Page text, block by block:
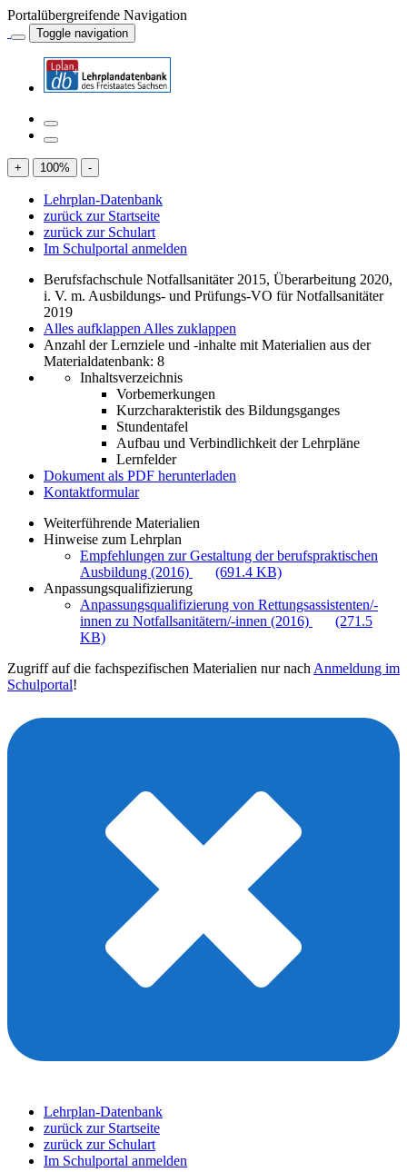
Portalübergreifende Navigation
Toggle navigation
+ 100% -
Lehrplan-Datenbank
zurück zur Startseite
zurück zur Schulart
Im Schulportal anmelden
Berufsfachschule Notfallsanitäter 2015, Überarbeitung 2020,
i. V. m. Ausbildungs- und Prüfungs-VO für Notfallsanitäter
2019
Alles aufklappen Alles zuklappen
Anzahl der Lernziele und -inhalte mit Materialien aus der
Materialdatenbank: 8
Inhaltsverzeichnis
Vorbemerkungen
Kurzcharakteristik des Bildungsganges
Stundentafel
Aufbau und Verbindlichkeit der Lehrpläne
Lernfelder
Dokument als PDF herunterladen
Kontaktformular
Weiterführende Materialien
Hinweise zum Lehrplan
Empfehlungen zur Gestaltung der berufspraktischen
Ausbildung (2016)
(691.4 KB)
Anpassungsqualifizierung
Anpassungsqualifizierung von Rettungsassistenten/-
innen zu Notfallsanitätern/-innen (2016)
(271.5
KB)
Zugriff auf die fachspezifischen Materialien nur nach Anmeldung im
Schulportal!
Lehrplan-Datenbank
zurück zur Startseite
zurück zur Schulart
Im Schulportal anmelden